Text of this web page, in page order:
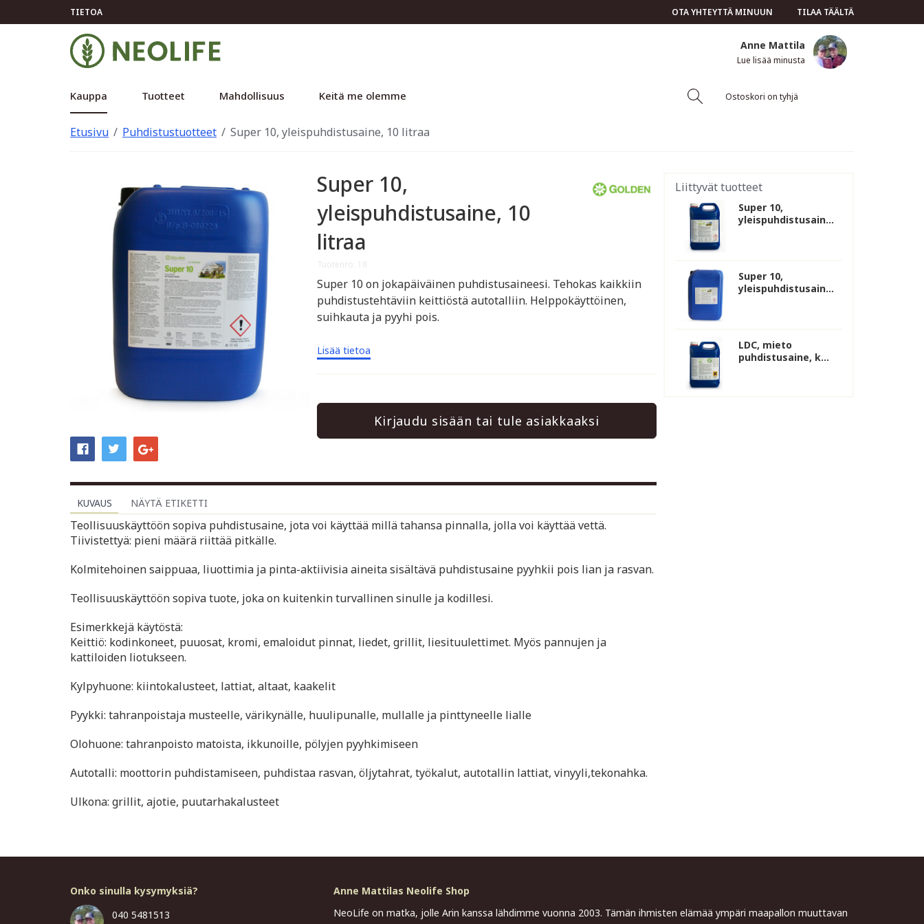
TILAA TÄÄLTÄ
OTA YHTEYTTÄ MINUUN
TIETOA
Anne Mattila
Lue lisää minusta
Ostoskori on tyhjä
Kauppa Tuotteet Mahdollisuus Keitä me olemme
Etusivu Puhdistustuotteet Super 10, yleispuhdistusaine, 10 litraa
Super 10,
yleispuhdistusaine, 10
litraa
Super 10 on jokapäiväinen puhdistusaineesi. Tehokas kaikkiin
puhdistustehtäviin keittiöstä autotalliin. Helppokäyttöinen,
suihkauta ja pyyhi pois.
Lisää tietoa
Kirjaudu sisään tai tule asiakkaaksi
KUVAUS NÄYTÄ ETIKETTI
Teollisuuskäyttöön sopiva puhdistusaine, jota voi käyttää millä tahansa pinnalla, jolla voi käyttää vettä.
Tiivistettyä: pieni määrä riittää pitkälle.
Kolmitehoinen saippuaa, liuottimia ja pinta-aktiivisia aineita sisältävä puhdistusaine pyyhkii pois lian ja rasvan.
Teollisuuskäyttöön sopiva tuote, joka on kuitenkin turvallinen sinulle ja kodillesi.
Esimerkkejä käytöstä:
Keittiö: kodinkoneet, puuosat, kromi, emaloidut pinnat, liedet, grillit, liesituulettimet. Myös pannujen ja
kattiloiden liotukseen.
Kylpyhuone: kiintokalusteet, lattiat, altaat, kaakelit
Pyykki: tahranpoistaja musteelle, värikynälle, huulipunalle, mullalle ja pinttyneelle lialle
Olohuone: tahranpoisto matoista, ikkunoille, pölyjen pyyhkimiseen
Autotalli: moottorin puhdistamiseen, puhdistaa rasvan, öljytahrat, työkalut, autotallin lattiat, vinyyli,tekonahka.
Ulkona: grillit, ajotie, puutarhakalusteet
Liittyvät tuotteet
Super 10,
yleispuhdistusain...
Super 10,
yleispuhdistusain...
LDC, mieto
puhdistusaine, k...
Onko sinulla kysymyksiä?
040 5481513
Anne Mattilas Neolife Shop
NeoLife on matka, jolle Arin kanssa lähdimme vuonna 2003. Tämän ihmisten elämää ympäri maapallon muuttavan